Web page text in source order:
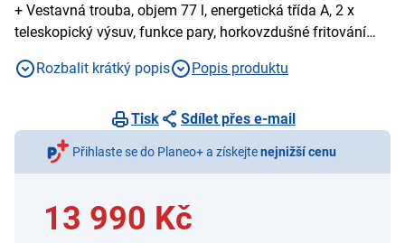
+ Vestavná trouba, objem 77 l, energetická třída A, 2 x
teleskopický výsuv, funkce pary, horkovzdušné fritování
čištění párou - EcoClean, program pro pomalé pečení
plynulá regulace výkonu, ukazatel zbytkového tepla,
ovládání dotykové, funkce KeepWarm, funkce Pause,
funkce Timer, funkce KeyLock, barva černá + nerez rám
Rozbalit krátký popis Popis produktu
Tisk Sdílet přes e-mail
Přihlaste se do Planeo+ a získejtenejnižší cenu
13 990 Kč